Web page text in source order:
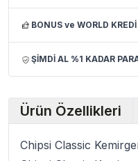
BONUS ve WORLD
ŞİMDİ AL %1 KADAR
Ürün Özellikleri
Chipsi Classic